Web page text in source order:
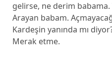
gelirse, ne derim
Arayan babam.
Kardeşin yanında mı
Merak etme.